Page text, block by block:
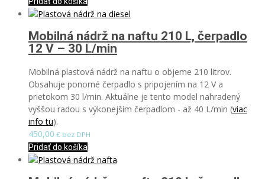
Mobilná nádrž na naftu 210 L, čerpadlo
12 V – 30 L/min
Mobilná plastová nádrž na naftu o objeme 210 litrov.
Obsahuje ponorné čerpadlo s pripojením na 12 V a
prietokom 30 l/min. Aktuálne je tento model nahradený
vyššou radou s výkonejším čerpadlom - až 40 L/min (viac
info tu).
450,00 € bez DPH
Pridať do košíka